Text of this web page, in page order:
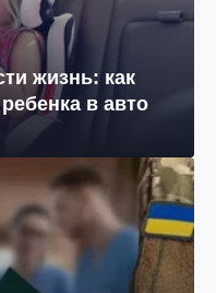
жизнь: как
в авто